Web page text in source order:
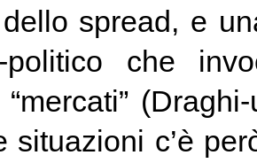
spread, e
politico che
situazioni c’è